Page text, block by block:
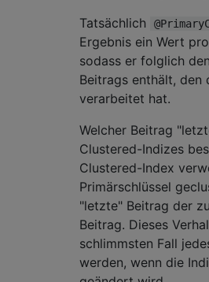
Tatsächlich
Ergebnis ein Wert
sodass er folglich
Beitrags enthält, den
verarbeitet hat.
Welcher Beitrag
Clustered-Indizes
Clustered-Index
Primärschlüssel
"letzte" Beitrag der
Beitrag. Dieses
schlimmsten Fall
werden, wenn die